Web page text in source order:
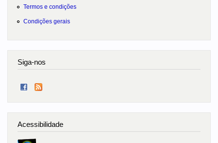
Termos e condições
Condições gerais
Siga-nos
Acessibilidade